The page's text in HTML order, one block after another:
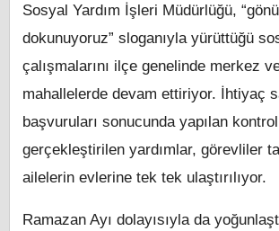
Sosyal Yardım İşleri Müdürlüğü,
dokunuyoruz” sloganıyla yürüttüğü
çalışmalarını ilçe genelinde merkez
mahallelerde devam ettiriyor. İhtiyaç
başvuruları sonucunda yapılan
gerçekleştirilen yardımlar, görevliler
ailelerin evlerine tek tek ulaştırılıyor.
Ramazan Ayı dolayısıyla da